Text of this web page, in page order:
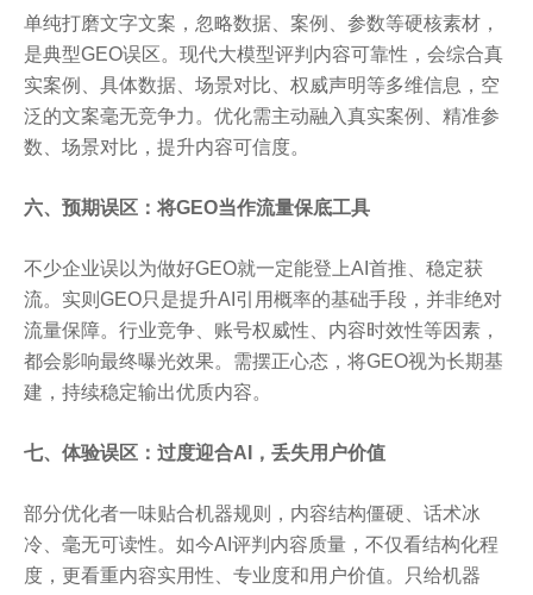
单纯打磨文字文案，忽略数据、案例、参数等硬核素材，
是典型GEO误区。现代大模型评判内容可靠性，会综合真
实案例、具体数据、场景对比、权威声明等多维信息，空
泛的文案毫无竞争力。优化需主动融入真实案例、精准参
数、场景对比，提升内容可信度。
六、预期误区：将GEO当作流量保底工具
不少企业误以为做好GEO就一定能登上AI首推、稳定获
流。实则GEO只是提升AI引用概率的基础手段，并非绝对
流量保障。行业竞争、账号权威性、内容时效性等因素，
都会影响最终曝光效果。需摆正心态，将GEO视为长期基
建，持续稳定输出优质内容。
七、体验误区：过度迎合AI，丢失用户价值
部分优化者一味贴合机器规则，内容结构僵硬、话术冰
冷、毫无可读性。如今AI评判内容质量，不仅看结构化程
度，更看重内容实用性、专业度和用户价值。只给机器